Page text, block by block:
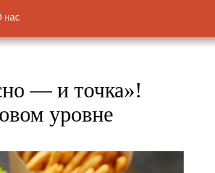
нас
— и точка»!
уровне